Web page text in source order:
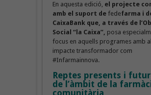
En aquesta edició, el projecte
amb el suport de fedefarma i
CaixaBank que, a través de
Social “la Caixa”, posa
focus en aquells programes amb
impacte transformador com
#Infarmainnova.
Reptes presents i
de l’àmbit de la